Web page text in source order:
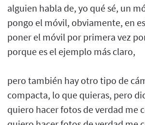
alguien habla de, yo qué sé, un
pongo el móvil, obviamente, en
poner el móvil por primera vez
porque es el ejemplo más claro,
pero también hay otro tipo de
compacta, lo que quieras, pero
quiero hacer fotos de verdad me